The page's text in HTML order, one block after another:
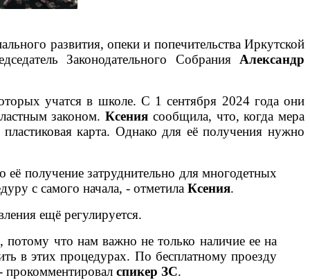
развития, опеки и попечительства Иркутской
Законодательного СобранияАлександр
учатся в школе. С 1 сентября 2024 года они
законом.Ксения сообщила, что, когда мера
карта. Однако для её получения нужно
получение затруднительно для многодетных
с самого начала, - отметила Ксения.
ещё регулируется.
потому что нам важно не только наличие ее на
в этих процедурах. По бесплатному проезду
прокомментировал спикер ЗС.